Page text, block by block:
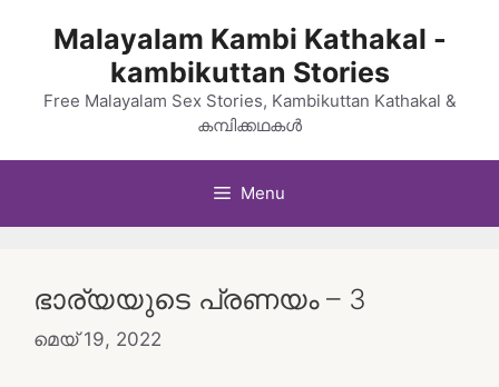
Malayalam Kambi Kathakal -
kambikuttan Stories
Free Malayalam Sex Stories, Kambikuttan Kathakal &
കമ്പിക്കഥകൾ
Menu
ഭാര്യയുടെ പ്രണയം – 3
മെയ്‌ 19, 2022